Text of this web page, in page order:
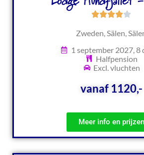
Zweden, Sälen,
1 september 2027, 8
Halfpension
Excl. vluchten
vanaf 1120,-
Meer info en prijzen